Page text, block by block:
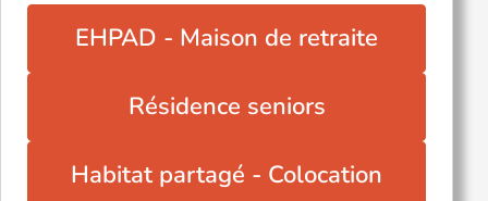
Saint-Brieuc (22000)
Tréguier (22220)
EHPAD - Maison de retraite
Résidence seniors
Habitat partagé - Colocation